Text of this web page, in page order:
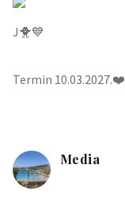
J🐥💙
Termin
Media